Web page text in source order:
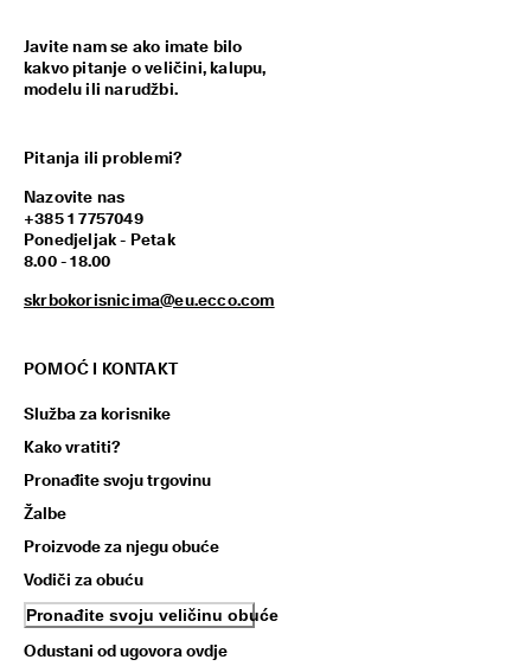
Javite nam se ako imate bilo
kakvo pitanje o veličini, kalupu,
modelu ili narudžbi.
Pitanja ili problemi?
Nazovite nas
+385 1 7757049
Ponedjeljak - Petak
8.00 - 18.00
skrbokorisnicima@eu.ecco.com
POMOĆ I KONTAKT
Služba za korisnike
Kako vratiti?
Pronađite svoju trgovinu
Žalbe
Proizvode za njegu obuće
Vodiči za obuću
Pronađite svoju veličinu obuće
Odustani od ugovora ovdje